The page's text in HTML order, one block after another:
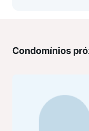
Condomínios